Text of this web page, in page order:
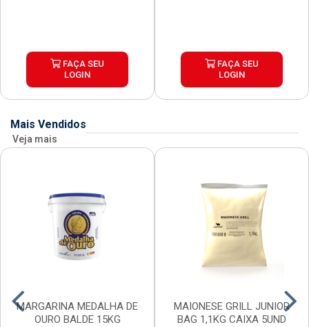
FAÇA SEU
LOGIN
FAÇA SEU
LOGIN
Mais Vendidos
Veja mais
MARGARINA MEDALHA DE
OURO BALDE 15KG
MAIONESE GRILL JUNIOR
BAG 1,1KG CAIXA 5UND